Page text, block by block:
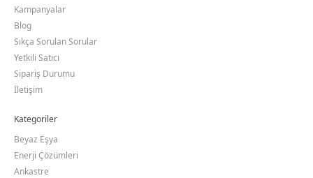
Kampanyalar
Blog
Sıkça Sorulan Sorular
Yetkili Satıcı
Sipariş Durumu
İletişim
Kategoriler
Beyaz Eşya
Enerji Çözümleri
Ankastre